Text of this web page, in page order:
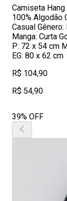
Camiseta
100% Algodão
Casual
Manga: Curta
P: 72 x 54 cm
EG: 80 x 62 cm
R$ 104,90
R$ 54,90
39% OFF